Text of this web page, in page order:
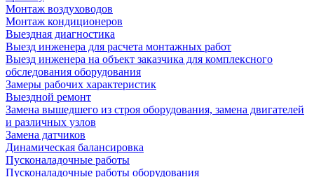
Монтаж воздуховодов
Монтаж кондиционеров
Выездная диагностика
Выезд инженера для расчета монтажных работ
Выезд инженера на объект заказчика для комплексного
обследования оборудования
Замеры рабочих характеристик
Выездной ремонт
Замена вышедшего из строя оборудования, замена двигателей
и различных узлов
Замена датчиков
Динамическая балансировка
Пусконаладочные работы
Пусконаладочные работы оборудования